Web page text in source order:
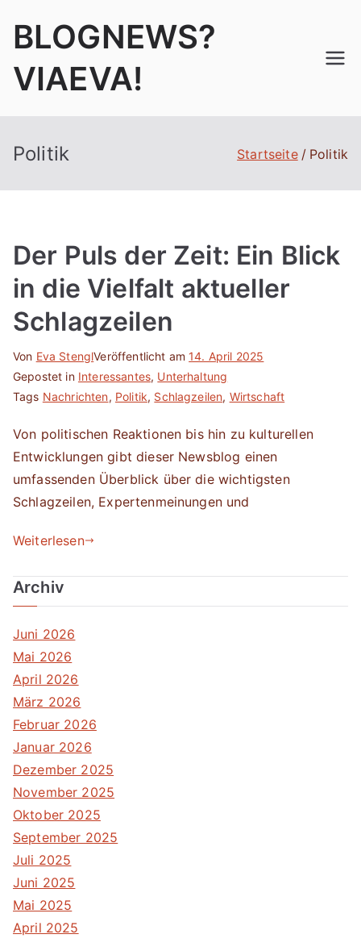
InhaltBLOGNEWS?
VIAEVA!
Politik Startseite Politik
Der Puls der Zeit: Ein Blick
in die Vielfalt aktueller
Schlagzeilen
Von Eva StenglVeröffentlicht am14. April 2025
Gepostet in Interessantes, Unterhaltung
Tags Nachrichten, Politik, Schlagzeilen, Wirtschaft
Von politischen Reaktionen bis hin zu kulturellen
Entwicklungen gibt dieser Newsblog einen
umfassenden Überblick über die wichtigsten
Schlagzeilen, Expertenmeinungen und
Weiterlesen
Archiv
Juni 2026
Mai 2026
April 2026
März 2026
Februar 2026
Januar 2026
Dezember 2025
November 2025
Oktober 2025
September 2025
Juli 2025
Juni 2025
Mai 2025
April 2025